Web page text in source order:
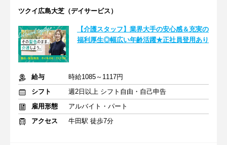
ツクイ広島大芝（デイサービス）
【介護スタッフ】業界大手の安心感＆充実の
福利厚生◎幅広い年齢活躍★正社員登用あり
給与
時給1085～1117円
シフト
週2日以上 シフト自由・自己申告
雇用形態
アルバイト・パート
アクセス
牛田駅 徒歩7分